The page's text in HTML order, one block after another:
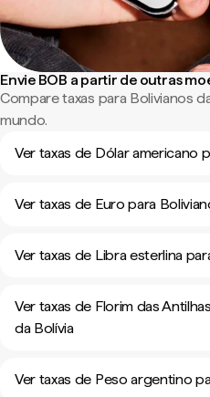
Envie BOB a partir de outras
Compare taxas para Bolivianos
mundo.
Ver taxas de Dólar americano
Ver taxas de Euro para
Ver taxas de Libra esterlina
Ver taxas de Florim das
da Bolívia
Ver taxas de Peso argentino